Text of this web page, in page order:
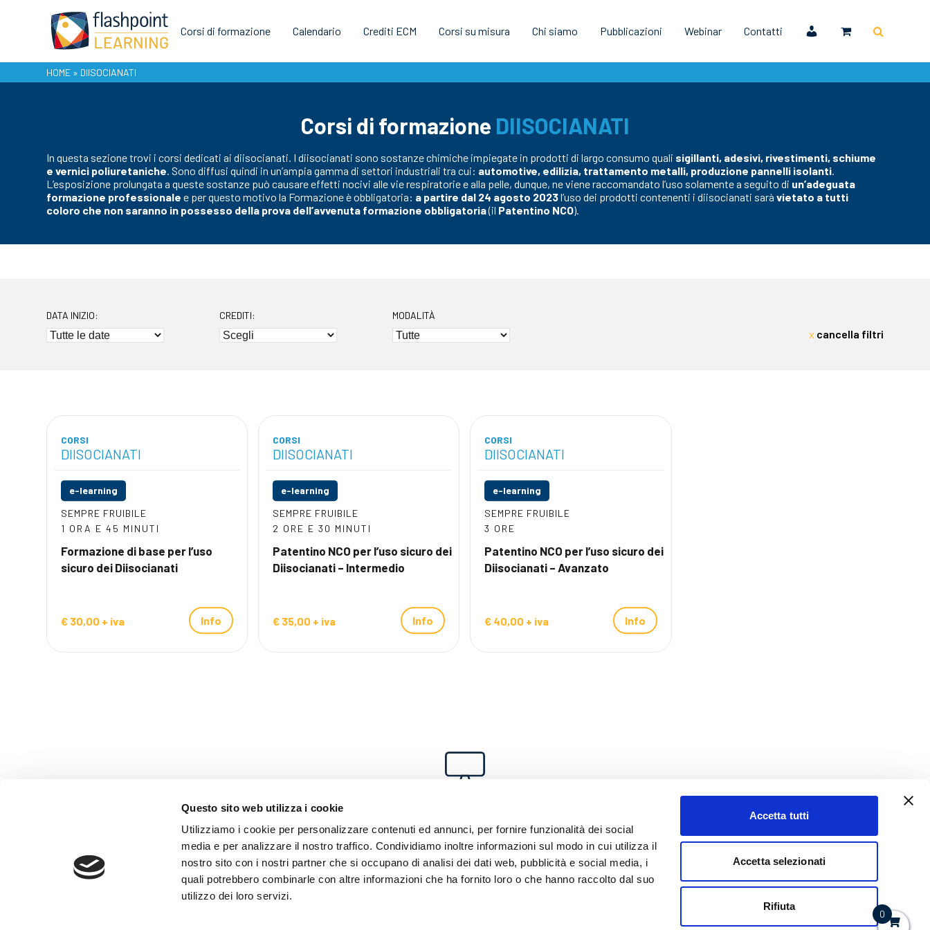
Questo sito web utilizza i cookie
Utilizziamo i cookie per personalizzare contenuti ed annunci, per fornire funzionalità dei social
media e per analizzare il nostro traffico. Condividiamo inoltre informazioni sul modo in cui utilizza il
nostro sito con i nostri partner che si occupano di analisi dei dati web, pubblicità e social media, i
quali potrebbero combinarle con altre informazioni che ha fornito loro o che hanno raccolto dal suo
utilizzo dei loro servizi.
Accetta tutti
Accetta selezionati
Rifiuta
Corsi di formazione Calendario Crediti ECM Corsi su misura Chi siamo Pubblicazioni Webinar Contatti
HOME » DIISOCIANATI
Corsi di formazione DIISOCIANATI
In questa sezione trovi i corsi dedicati ai diisocianati. I diisocianati sono sostanze chimiche impiegate in prodotti di largo consumo quali sigillanti, adesivi, rivestimenti, schiume
e vernici poliuretaniche. Sono diffusi quindi in un’ampia gamma di settori industriali tra cui: automotive, edilizia, trattamento metalli, produzione pannelli isolanti.
L’esposizione prolungata a queste sostanze può causare effetti nocivi alle vie respiratorie e alla pelle, dunque, ne viene raccomandato l’uso solamente a seguito di un’adeguata
formazione professionale e per questo motivo la Formazione è obbligatoria: a partire dal 24 agosto 2023l’uso dei prodotti contenenti i diisocianati saràvietato a tutti
coloro che non saranno in possesso della prova dell’avvenuta formazione obbligatoria(il Patentino NCO).
DATA INIZIO: CREDITI: MODALITÀ
cancella filtri
CORSI
DIISOCIANATI
e-learning
SEMPRE FRUIBILE
1 ORA E 45 MINUTI
Formazione di base per l’uso
sicuro dei Diisocianati
€ 30,00 + iva Info
CORSI
DIISOCIANATI
e-learning
SEMPRE FRUIBILE
2 ORE E 30 MINUTI
Patentino NCO per l’uso sicuro dei
Diisocianati – Intermedio
€ 35,00 + iva Info
CORSI
DIISOCIANATI
e-learning
SEMPRE FRUIBILE
3 ORE
Patentino NCO per l’uso sicuro dei
Diisocianati – Avanzato
€ 40,00 + iva Info
Al momento non sono previsti webinar.
0